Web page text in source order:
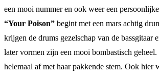
een mooi nummer en ook weer een
“Your Poison” begint met een mars achtig
krijgen de drums gezelschap van de bassgitaar
later vormen zijn een mooi bombastisch
helemaal af met haar pakkende stem. Ook hier